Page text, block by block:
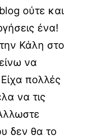
ούτε και
ένα!
Κάλη στο
να
πολλές
να τις
δεν θα το